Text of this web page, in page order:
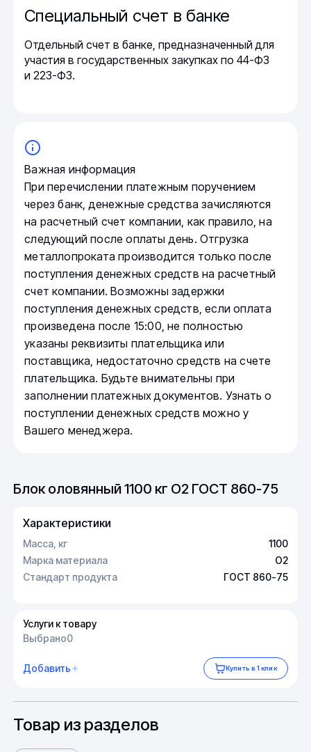
Специальный счет в банке
Отдельный счет в банке, предназначенный для
участия в государственных закупках по 44-ФЗ
и 223-ФЗ.
Важная информация
При перечислении платежным поручением
через банк, денежные средства зачисляются
на расчетный счет компании, как правило, на
следующий после оплаты день. Отгрузка
металлопроката производится только после
поступления денежных средств на расчетный
счет компании. Возможны задержки
поступления денежных средств, если оплата
произведена после 15:00, не полностью
указаны реквизиты плательщика или
поставщика, недостаточно средств на счете
плательщика. Будьте внимательны при
заполнении платежных документов. Узнать о
поступлении денежных средств можно у
Вашего менеджера.
Блок оловянный 1100 кг О2 ГОСТ 860-75
Характеристики
Масса, кг
1100
Марка материала
О2
Стандарт продукта
ГОСТ 860-75
Услуги к товару
Выбрано0
Добавить Купить в 1 клик
Товар из разделов